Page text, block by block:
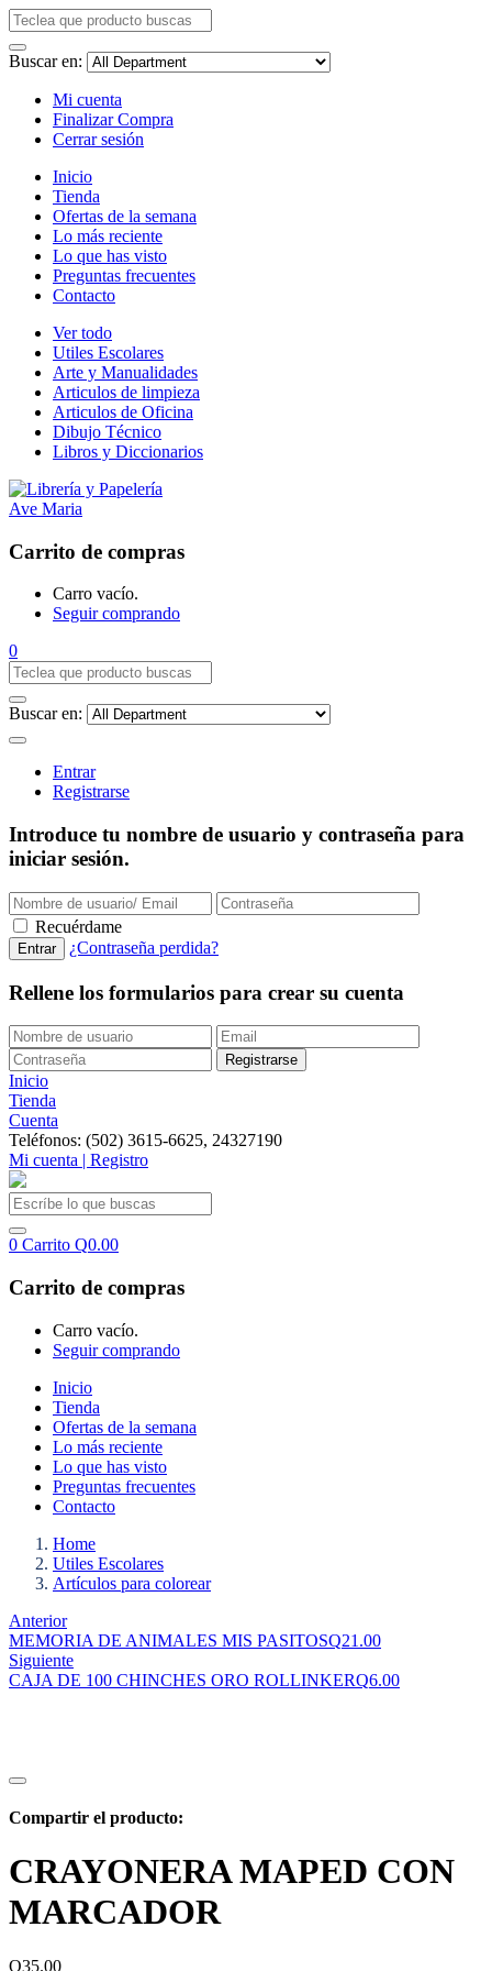
Buscar en:
Mi cuenta
Finalizar Compra
Cerrar sesión
Inicio
Tienda
Ofertas de la semana
Lo más reciente
Lo que has visto
Preguntas frecuentes
Contacto
Ver todo
Utiles Escolares
Arte y Manualidades
Articulos de limpieza
Articulos de Oficina
Dibujo Técnico
Libros y Diccionarios
Carrito de compras
Carro vacío.
Seguir comprando
0
Buscar en:
Entrar
Registrarse
Introduce tu nombre de usuario y contraseña para
iniciar sesión.
Recuérdame
¿Contraseña perdida?
Rellene los formularios para crear su cuenta
Inicio
Tienda
Cuenta
Teléfonos: (502) 3615-6625, 24327190
Mi cuenta | Registro
0 Carrito Q0.00
Carrito de compras
Carro vacío.
Seguir comprando
Inicio
Tienda
Ofertas de la semana
Lo más reciente
Lo que has visto
Preguntas frecuentes
Contacto
Home
Utiles Escolares
Artículos para colorear
Anterior
MEMORIA DE ANIMALES MIS PASITOSQ21.00
Siguiente
CAJA DE 100 CHINCHES ORO ROLLINKERQ6.00
Compartir el producto:
CRAYONERA MAPED CON
MARCADOR
Q35.00